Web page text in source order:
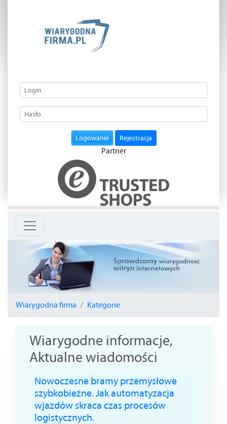
Logowanie Rejestracja
Partner
Wiarygodna firma Kategorie
Wiarygodne informacje,
Aktualne wiadomości
Nowoczesne bramy przemysłowe
szybkobieżne. Jak automatyzacja
wjazdów skraca czas procesów
logistycznych.